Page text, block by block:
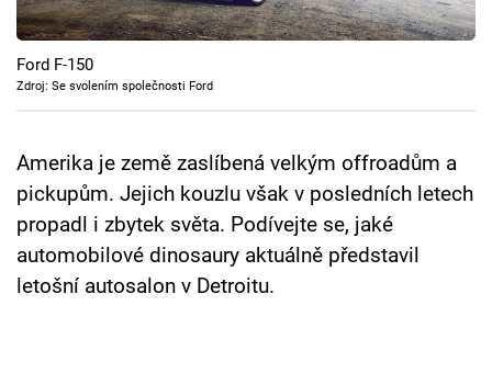
Cool Esport
Pořady
Sledujte prima+
Přihlášení
Ford F-150
Zdroj: Se svolením společnosti Ford
Amerika je země zaslíbená velkým offroadům a
pickupům. Jejich kouzlu však v posledních letech
propadl i zbytek světa. Podívejte se, jaké
automobilové dinosaury aktuálně představil
letošní autosalon v Detroitu.